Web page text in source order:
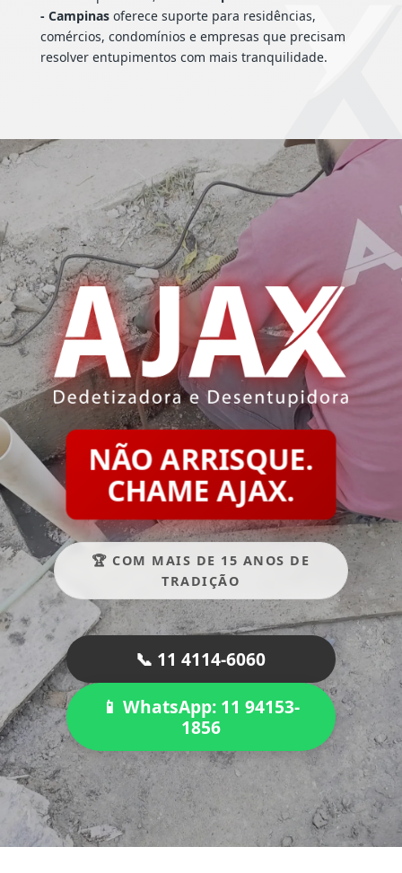
- Campinasoferece suporte para residências,
comércios, condomínios e empresas que precisam
resolver entupimentos com mais tranquilidade.
NÃO ARRISQUE.
CHAME AJAX.
🏆 COM MAIS DE 15 ANOS DE
TRADIÇÃO
📞 11 4114-6060
📱 WhatsApp: 11 94153-
1856